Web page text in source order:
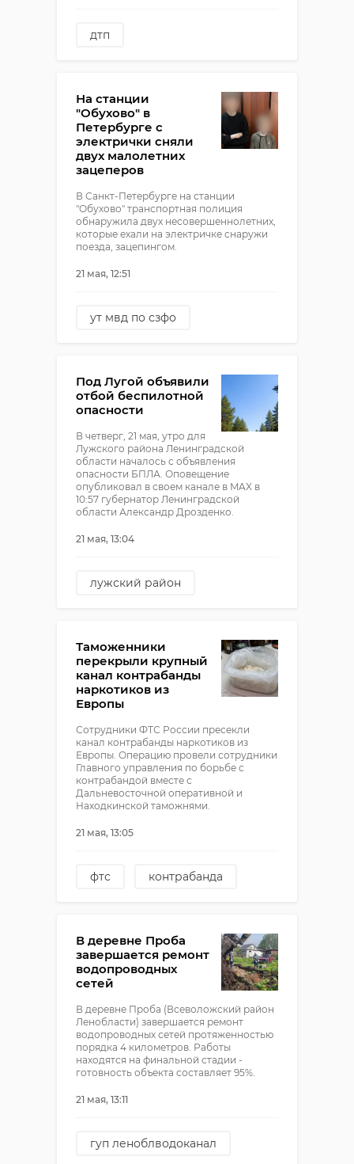
дтп
врезался в дерево
На станции
"Обухово" в
Петербурге с
электрички сняли
двух малолетних
зацеперов
В Санкт-Петербурге на станции
"Обухово" транспортная полиция
обнаружила двух несовершеннолетних,
которые ехали на электричке снаружи
поезда, зацепингом.
21 мая, 12:51
ут мвд по сзфо
зацепинг
Под Лугой объявили
отбой беспилотной
опасности
В четверг, 21 мая, утро для
Лужского района Ленинградской
области началось с объявления
опасности БПЛА. Оповещение
опубликовал в своем канале в MAX в
10:57 губернатор Ленинградской
области Александр Дрозденко.
21 мая, 13:04
лужский район
Таможенники
перекрыли крупный
канал контрабанды
наркотиков из
Европы
Сотрудники ФТС России пресекли
канал контрабанды наркотиков из
Европы. Операцию провели сотрудники
Главного управления по борьбе с
контрабандой вместе с
Дальневосточной оперативной и
Находкинской таможнями.
21 мая, 13:05
фтс
контрабанда
В деревне Проба
завершается ремонт
водопроводных
сетей
В деревне Проба (Всеволожский район
Ленобласти) завершается ремонт
водопроводных сетей протяженностью
порядка 4 километров. Работы
находятся на финальной стадии -
готовность объекта составляет 95%.
21 мая, 13:11
гуп леноблводоканал